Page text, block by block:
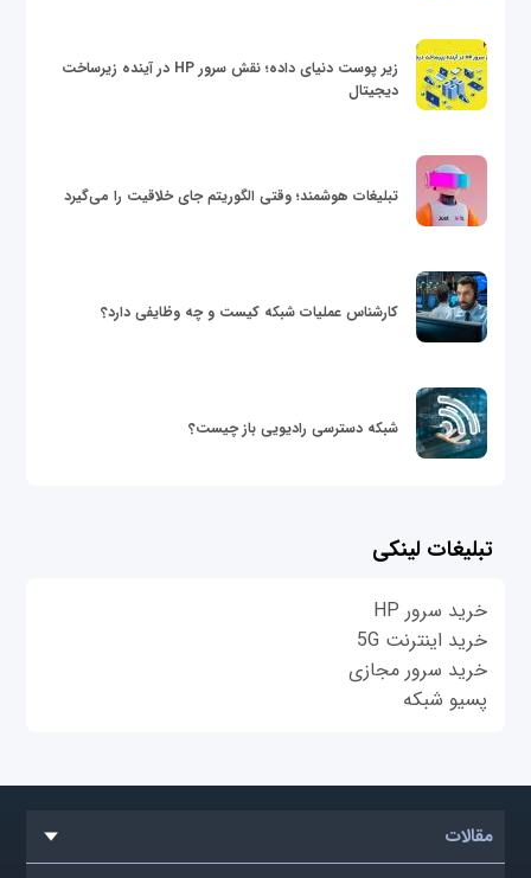
زیر پوست دنیای داده؛ نقش سرور HP در آینده زیرساخت
دیجیتال
تبلیغات هوشمند؛ وقتی الگوریتم جای خلاقیت را می‌گیرد
کارشناس عملیات شبکه کیست و چه وظایفی دارد؟
شبکه دسترسی رادیویی باز چیست؟
تبلیغات لینکی
خرید سرور HP
خرید اینترنت 5G
خرید سرور مجازی
پسیو شبکه
مقالات